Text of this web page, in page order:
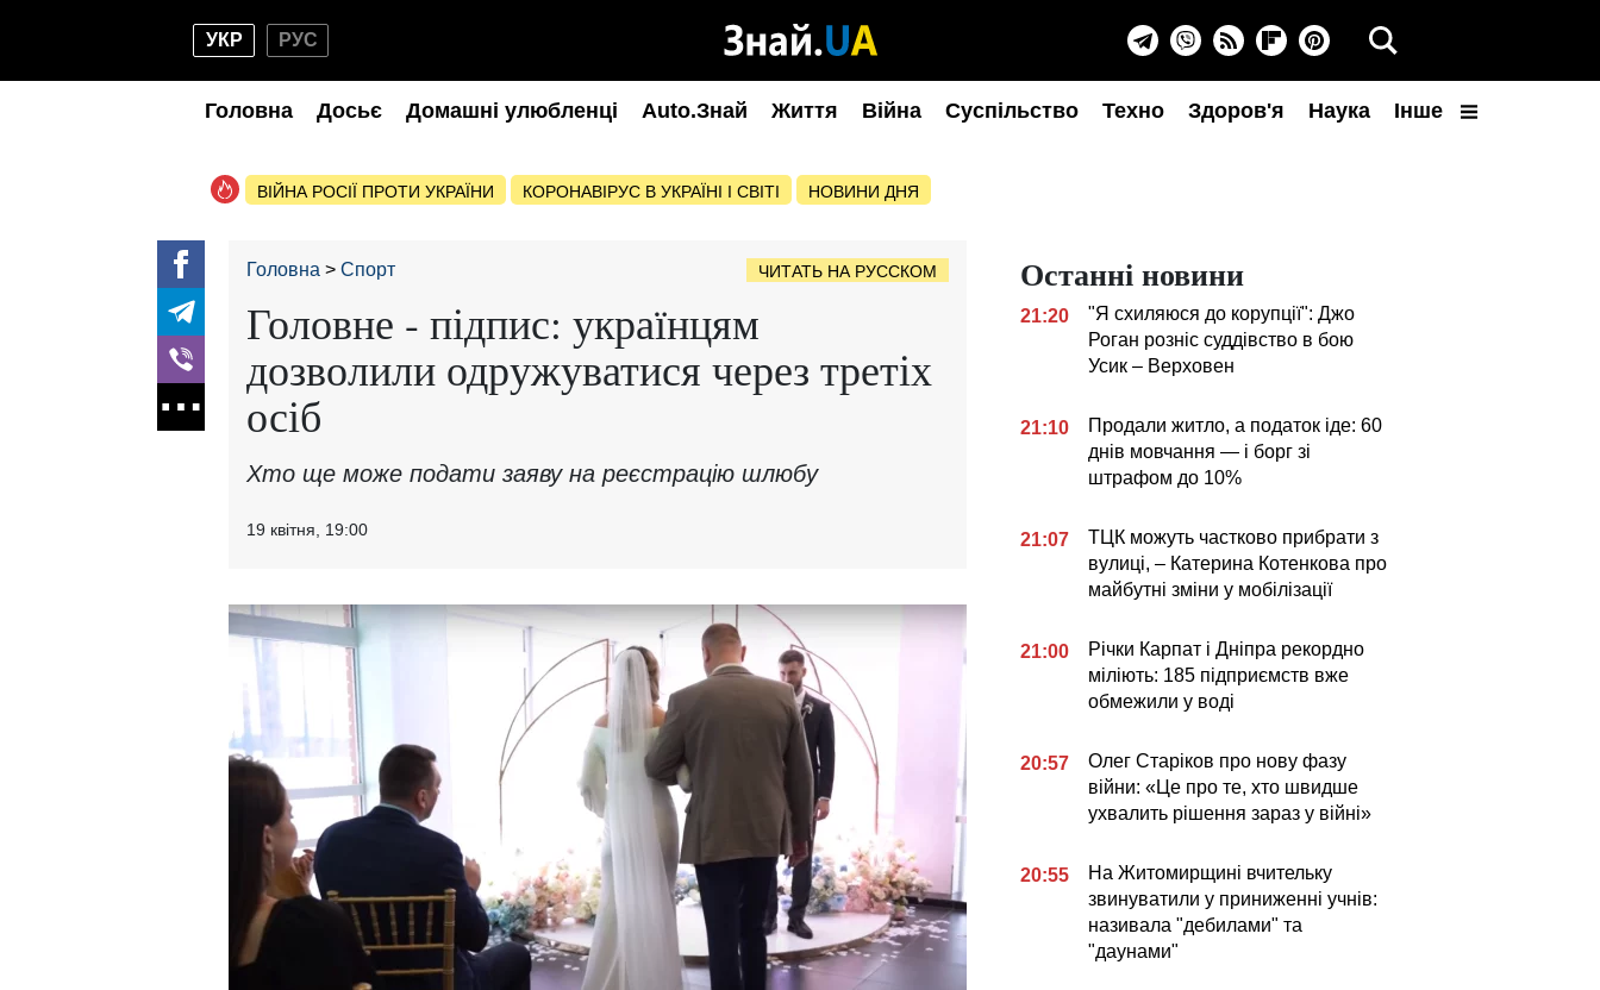
УКР РУС
Головна Досьє Домашні улюбленці Auto.Знай Життя Війна Суспільство Техно Здоров'я Наука Інше
ВІЙНА РОСІЇ ПРОТИ УКРАЇНИ КОРОНАВІРУС В УКРАЇНІ І СВІТІ НОВИНИ ДНЯ
Головна Спорт ЧИТАТЬ НА РУССКОМ
Головне - підпис: українцям
дозволили одружуватися через третіх
осіб
Хто ще може подати заяву на реєстрацію шлюбу
19 квітня, 19:00
Останні новини
21:20
"Я схиляюся до корупції": Джо
Роган розніс суддівство в бою
Усик – Верховен
21:10
Продали житло, а податок іде: 60
днів мовчання — і борг зі
штрафом до 10%
21:07
ТЦК можуть частково прибрати з
вулиці, – Катерина Котенкова про
майбутні зміни у мобілізації
21:00
Річки Карпат і Дніпра рекордно
міліють: 185 підприємств вже
обмежили у воді
20:57
Олег Старіков про нову фазу
війни: «Це про те, хто швидше
ухвалить рішення зараз у війні»
20:55
На Житомирщині вчительку
звинуватили у приниженні учнів:
називала "дебилами" та
"даунами"